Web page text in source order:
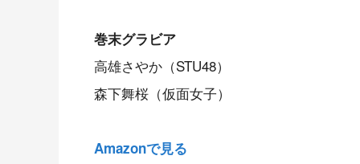
巻末グラビア
高雄さやか（STU48）
森下舞桜（仮面女子）
Amazonで見る